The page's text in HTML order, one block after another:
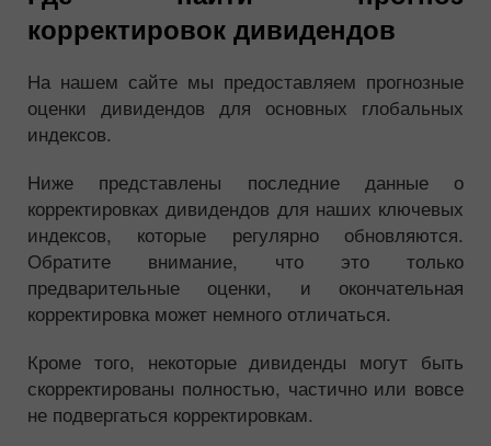
корректировок дивидендов
На нашем сайте мы предоставляем прогнозные
оценки дивидендов для основных глобальных
индексов.
Ниже представлены последние данные о
корректировках дивидендов для наших ключевых
индексов, которые регулярно обновляются.
Обратите внимание, что это только
предварительные оценки, и окончательная
корректировка может немного отличаться.
Кроме того, некоторые дивиденды могут быть
скорректированы полностью, частично или вовсе
не подвергаться корректировкам.